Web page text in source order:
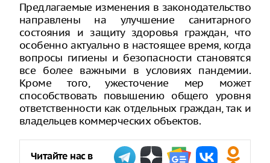
Предлагаемые изменения в законодательство
направлены на улучшение санитарного
состояния и защиту здоровья граждан, что
особенно актуально в настоящее время, когда
вопросы гигиены и безопасности становятся
все более важными в условиях пандемии.
Кроме того, ужесточение мер может
способствовать повышению общего уровня
ответственности как отдельных граждан, так и
владельцев коммерческих объектов.
Читайте нас в